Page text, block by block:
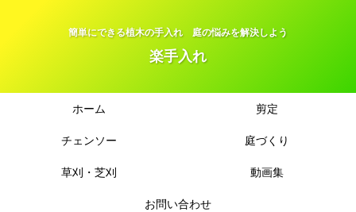
簡単にできる植木の手入れ 庭の悩みを解決しよう
楽手入れ
ホーム 剪定
チェンソー 庭づくり
草刈・芝刈 動画集
お問い合わせ